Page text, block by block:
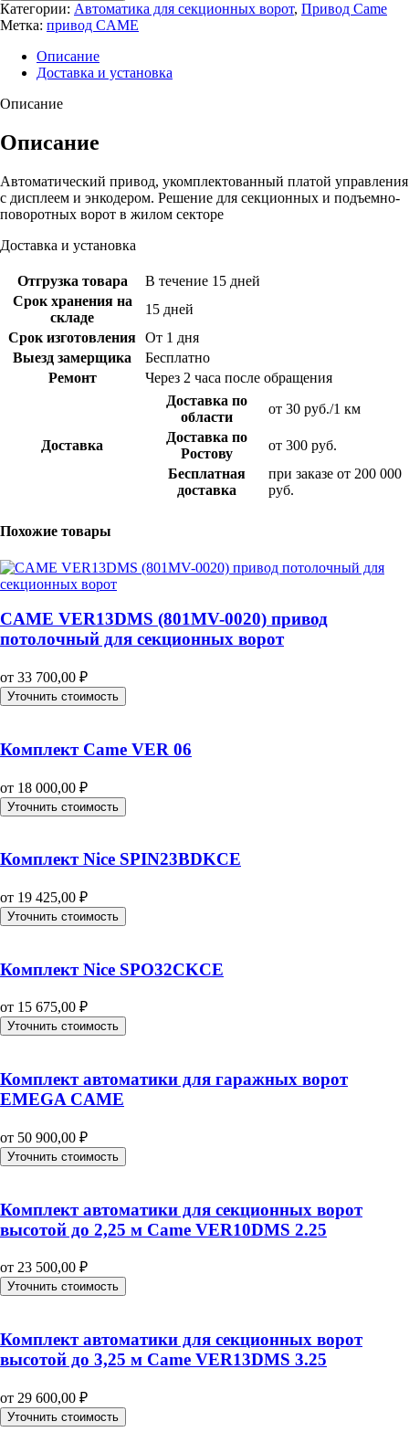
Категории: Автоматика для секционных ворот, Привод Came
Метка: привод CAME
Описание
Доставка и установка
Описание
Описание
Автоматический привод, укомплектованный платой управления
с дисплеем и энкодером. Решение для секционных и подъемно-
поворотных ворот в жилом секторе
Доставка и установка
Отгрузка товара
В течение 15 дней
Срок хранения на
складе
15 дней
Срок изготовления От 1 дня
Выезд замерщика
Бесплатно
Ремонт
Через 2 часа после обращения
Доставка
Доставка по
области
от 30 руб./1 км
Доставка по
Ростову
от 300 руб.
Бесплатная
доставка
при заказе от 200 000
руб.
Похожие товары
CAME VER13DMS (801MV-0020) привод
потолочный для секционных ворот
от 33 700,00 ₽
Уточнить стоимость
Комплект Came VER 06
от 18 000,00 ₽
Уточнить стоимость
Комплект Nice SPIN23BDKCE
от 19 425,00 ₽
Уточнить стоимость
Комплект Nice SPO32CKCE
от 15 675,00 ₽
Уточнить стоимость
Комплект автоматики для гаражных ворот
EMEGA CAME
от 50 900,00 ₽
Уточнить стоимость
Комплект автоматики для секционных ворот
высотой до 2,25 м Came VER10DMS 2.25
от 23 500,00 ₽
Уточнить стоимость
Комплект автоматики для секционных ворот
высотой до 3,25 м Came VER13DMS 3.25
от 29 600,00 ₽
Уточнить стоимость